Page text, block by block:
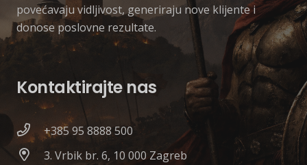
povećavaju vidljivost, generiraju nove klijente i
donose poslovne rezultate.
Kontaktirajte nas
+385 95 8888 500
3. Vrbik br. 6, 10 000 Zagreb